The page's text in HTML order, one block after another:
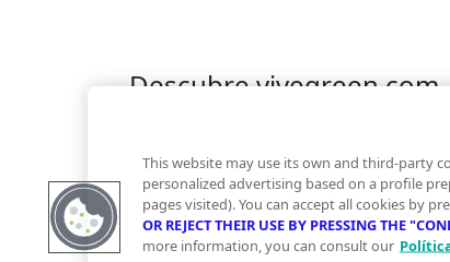
Descubre vivegreen.com
Financiación
This website may use its own and third-party
personalized advertising based on a profile
pages visited). You can accept all cookies by
OR REJECT THEIR USE BY PRESSING THE
more information, you can consult our